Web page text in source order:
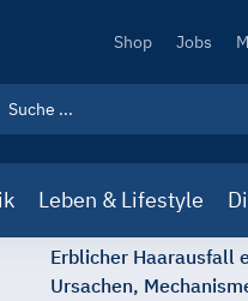
Secondary
Shop Jobs
Leben & Lifestyle
Erblicher Haarausfall
Ursachen,